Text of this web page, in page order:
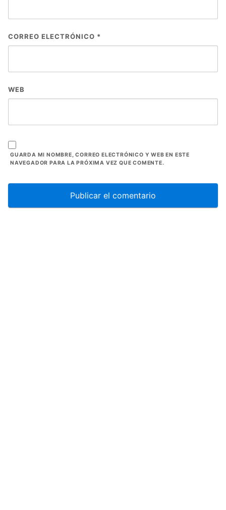
CORREO ELECTRÓNICO *
WEB
GUARDA MI NOMBRE, CORREO ELECTRÓNICO Y WEB EN ESTE
NAVEGADOR PARA LA PRÓXIMA VEZ QUE COMENTE.